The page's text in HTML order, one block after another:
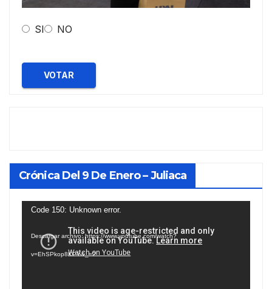
SI NO
VOTAR
Crónica Del 9 De Enero – Juliaca
Reproductor
vídeo
Code 150: Unknown error.
Descargar archivo: https://www.youtube.com/watch?
v=EhSPkop8KPY&_=2